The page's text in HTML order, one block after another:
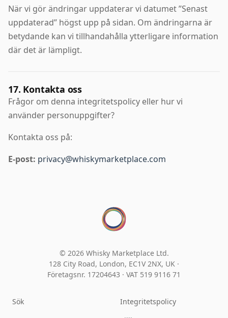
När vi gör ändringar uppdaterar vi datumet ”Senast
uppdaterad” högst upp på sidan. Om ändringarna är
betydande kan vi tillhandahålla ytterligare information
där det är lämpligt.
17. Kontakta oss
Frågor om denna integritetspolicy eller hur vi
använder personuppgifter?
Kontakta oss på:
E-post: privacy@whiskymarketplace.com
© 2026 Whisky Marketplace Ltd.
128 City Road, London, EC1V 2NX, UK ·
Företagsnr. 17204643 · VAT 519 9116 71
Sök
Integritetspolicy